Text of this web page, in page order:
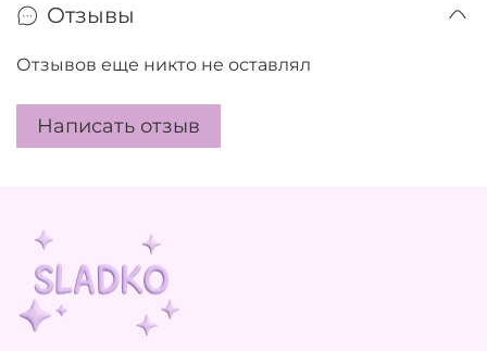
Отзывы
Отзывов еще никто не оставлял
Написать отзыв